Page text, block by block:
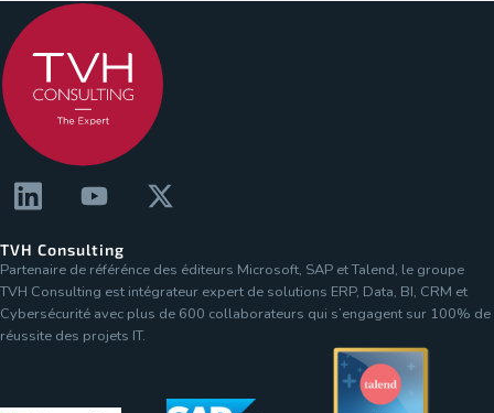
TVH Consulting
Partenaire de référénce des éditeurs Microsoft, SAP et Talend, le groupe
TVH Consulting est intégrateur expert de solutions ERP, Data, BI, CRM et
Cybersécurité avec plus de 600 collaborateurs qui s’engagent sur 100% de
réussite des projets IT.